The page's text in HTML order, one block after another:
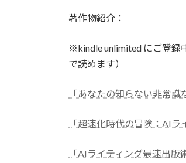
著作物紹介：
※kindle unlimited にご登録
で読めます）
「あなたの知らない非常識
「超速化時代の冒険：AIラ
「AIライティング最速出版